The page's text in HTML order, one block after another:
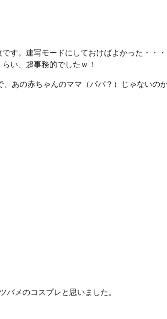
す。連写モードにしておけばよかった・・
い、超事務的でしたｗ！
あの赤ちゃんのママ（パパ？）じゃないのか
メのコスプレと思いました。